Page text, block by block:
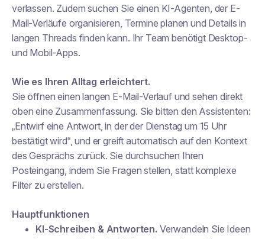
verlassen. Zudem suchen Sie einen KI-Agenten, der E-
Mail-Verläufe organisieren, Termine planen und Details in
langen Threads finden kann. Ihr Team benötigt Desktop-
und Mobil-Apps.
Wie es Ihren Alltag erleichtert.
Sie öffnen einen langen E-Mail-Verlauf und sehen direkt
oben eine Zusammenfassung. Sie bitten den Assistenten:
„Entwirf eine Antwort, in der der Dienstag um 15 Uhr
bestätigt wird“, und er greift automatisch auf den Kontext
des Gesprächs zurück. Sie durchsuchen Ihren
Posteingang, indem Sie Fragen stellen, statt komplexe
Filter zu erstellen.
Hauptfunktionen
KI-Schreiben & Antworten. Verwandeln Sie Ideen